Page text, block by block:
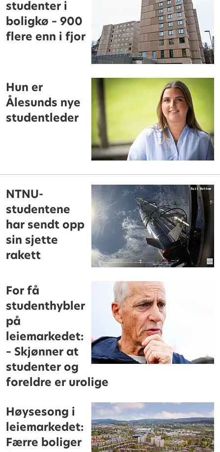
studenter i
boligkø – 900
flere enn i fjor
Hun er
Ålesunds nye
studentleder
NTNU-
studentene
har sendt opp
sin sjette
rakett
For få
studenthybler
på
leiemarkedet:
– Skjønner at
studenter og
foreldre er urolige
Høysesong i
leiemarkedet:
Færre boliger